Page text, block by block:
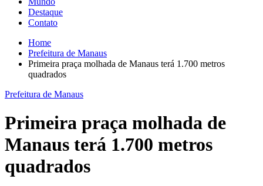
Destaque
Contato
Home
Prefeitura de Manaus
Primeira praça molhada de Manaus terá 1.700 metros
quadrados
Prefeitura de Manaus
Primeira praça molhada de
Manaus terá 1.700 metros
quadrados